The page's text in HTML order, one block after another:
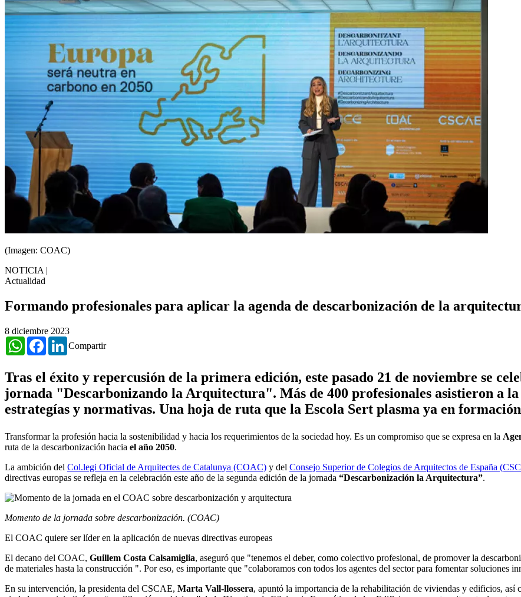
(Imagen: COAC)
NOTICIA |
Actualidad
Formando profesionales para aplicar la agenda de descarbonización de la
8 diciembre 2023
Compartir
WhatsAppFacebookLinkedIn
Tras el éxito y repercusión de la primera edición, este pasado 21 de noviembre se
jornada "Descarbonizando la Arquitectura". Más de 400 profesionales asistieron a
estrategías y normativas. Una hoja de ruta que la Escola Sert plasma ya en
Transformar la profesión hacia la sostenibilidad y hacia los requerimientos de la sociedad hoy. Es un compromiso que se expresa en la
ruta de la descarbonización hacia el año 2050.
La ambición del Col.legi Oficial de Arquitectes de Catalunya (COAC) y del Consejo Superior de Colegios de Arquitectos de España
directivas europas se refleja en la celebración este año de la segunda edición de la jornada “Descarbonización la Arquitectura”.
Momento de la jornada sobre descarbonización. (COAC)
El COAC quiere ser líder en la aplicación de nuevas directivas europeas
El decano del COAC, Guillem Costa Calsamiglia, aseguró que "tenemos el deber, como colectivo profesional, de promover la
de materiales hasta la construcción ". Por eso, es importante que "colaboramos con todos los agentes del sector para fomentar soluciones
En su intervención, la presidenta del CSCAE, Marta Vall-llossera, apuntó la importancia de la rehabilitación de viviendas y edificios, así